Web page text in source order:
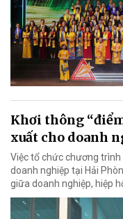
Khơi thông
xuất cho doanh
Việc tổ chức chương
doanh nghiệp tại Hải
giữa doanh nghiệp, hiệp